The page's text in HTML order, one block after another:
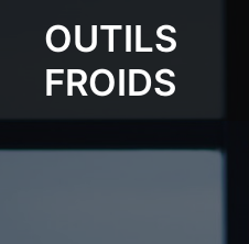
OUTILS
FROIDS